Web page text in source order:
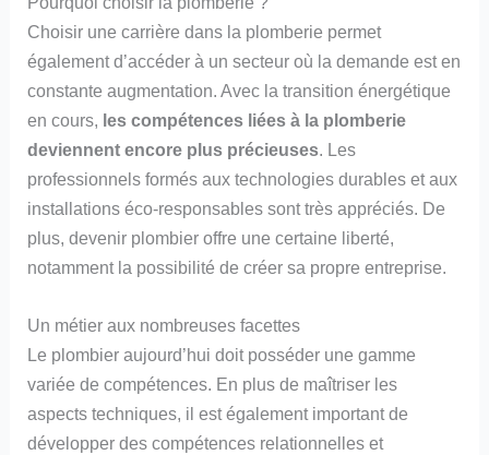
Choisir une carrière dans la plomberie permet
également d’accéder à un secteur où la demande est en
constante augmentation. Avec la transition énergétique
en cours, les compétences liées à la plomberie
deviennent encore plus précieuses. Les
professionnels formés aux technologies durables et aux
installations éco-responsables sont très appréciés. De
plus, devenir plombier offre une certaine liberté,
notamment la possibilité de créer sa propre entreprise.
Un métier aux nombreuses facettes
Le plombier aujourd’hui doit posséder une gamme
variée de compétences. En plus de maîtriser les
aspects techniques, il est également important de
développer des compétences relationnelles et